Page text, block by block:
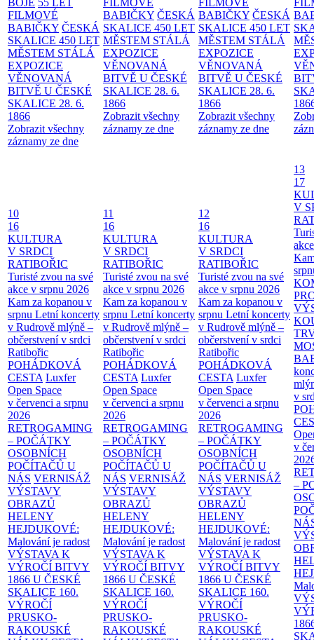
BOJE 55 LET
FILMOVÉ
BABIČKY ČESKÁ
SKALICE 450 LET
MĚSTEM STÁLÁ
EXPOZICE
VĚNOVANÁ
BITVĚ U ČESKÉ
SKALICE 28. 6.
1866
Zobrazit všechny
záznamy ze dne
FILMOVÉ
BABIČKY ČESKÁ
SKALICE 450 LET
MĚSTEM STÁLÁ
EXPOZICE
VĚNOVANÁ
BITVĚ U ČESKÉ
SKALICE 28. 6.
1866
Zobrazit všechny
záznamy ze dne
FILMOVÉ
BABIČKY ČESKÁ
SKALICE 450 LET
MĚSTEM STÁLÁ
EXPOZICE
VĚNOVANÁ
BITVĚ U ČESKÉ
SKALICE 28. 6.
1866
Zobrazit všechny
záznamy ze dne
10
16
KULTURA
V SRDCI
RATIBOŘIC
Turisté zvou na své
akce v srpnu 2026
Kam za kopanou v
srpnu Letní koncerty
v Rudrově mlýně –
občerstvení v srdci
Ratibořic
POHÁDKOVÁ
CESTA Luxfer
Open Space
v červenci a srpnu
2026
RETROGAMING
– POČÁTKY
OSOBNÍCH
POČÍTAČŮ U
NÁS VERNISÁŽ
VÝSTAVY
OBRAZŮ
HELENY
HEJDUKOVÉ:
Malování je radost
VÝSTAVA K
VÝROČÍ BITVY
1866 U ČESKÉ
SKALICE 160.
VÝROČÍ
PRUSKO-
RAKOUSKÉ
11
16
KULTURA
V SRDCI
RATIBOŘIC
Turisté zvou na své
akce v srpnu 2026
Kam za kopanou v
srpnu Letní koncerty
v Rudrově mlýně –
občerstvení v srdci
Ratibořic
POHÁDKOVÁ
CESTA Luxfer
Open Space
v červenci a srpnu
2026
RETROGAMING
– POČÁTKY
OSOBNÍCH
POČÍTAČŮ U
NÁS VERNISÁŽ
VÝSTAVY
OBRAZŮ
HELENY
HEJDUKOVÉ:
Malování je radost
VÝSTAVA K
VÝROČÍ BITVY
1866 U ČESKÉ
SKALICE 160.
VÝROČÍ
PRUSKO-
RAKOUSKÉ
12
16
KULTURA
V SRDCI
RATIBOŘIC
Turisté zvou na své
akce v srpnu 2026
Kam za kopanou v
srpnu Letní koncerty
v Rudrově mlýně –
občerstvení v srdci
Ratibořic
POHÁDKOVÁ
CESTA Luxfer
Open Space
v červenci a srpnu
2026
RETROGAMING
– POČÁTKY
OSOBNÍCH
POČÍTAČŮ U
NÁS VERNISÁŽ
VÝSTAVY
OBRAZŮ
HELENY
HEJDUKOVÉ:
Malování je radost
VÝSTAVA K
VÝROČÍ BITVY
1866 U ČESKÉ
SKALICE 160.
VÝROČÍ
PRUSKO-
RAKOUSKÉ
13
17
V
v
v
–